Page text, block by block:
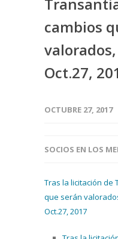
cambios
Oct.27,
OCTUBRE 27, 2017
SOCIOS EN LOS
Tras la licitación de
que serán
Oct.27, 2017